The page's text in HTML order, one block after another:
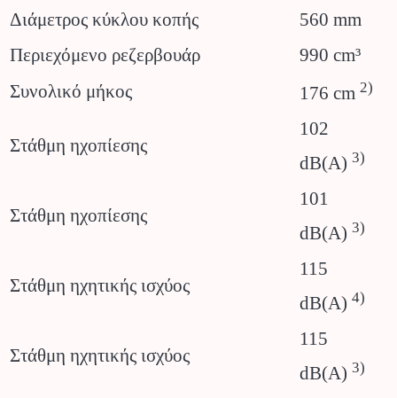
Διάμετρος κύκλου κοπής
560 mm
Περιεχόμενο ρεζερβουάρ
990 cm³
Συνολικό μήκος
176 cm 2)
Στάθμη ηχοπίεσης
102
dB(A) 3)
Στάθμη ηχοπίεσης
101
dB(A) 3)
Στάθμη ηχητικής ισχύος
115
dB(A) 4)
Στάθμη ηχητικής ισχύος
115
dB(A) 3)